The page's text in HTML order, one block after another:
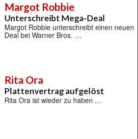
Margot Robbie
Unterschreibt Mega-Deal
Margot Robbie unterschreibt einen neuen
Deal bei Warner Bros. …
Rita Ora
Plattenvertrag aufgelöst
Rita Ora ist wieder zu haben …